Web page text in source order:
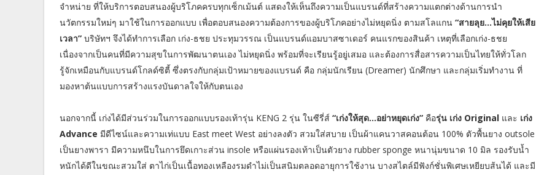
จำหน่าย ที่ให้บริการตอบสนองผู้บริโภคครบทุกเซ็กเม้นต์ แสดงให้เห็นถึงความเป็นแบรนด์ที่สร้างความแตกต่างด้านการนำ
นวัตกรรมใหม่ๆ มาใช้ในการออกแบบ เพื่อตอบสนองความต้องการของผู้บริโภคอย่างไม่หยุดนิ่ง ตามสโลแกน “สายลุย…ไม่คุยให้เสีย
เวลา” บริษัทฯ จึงได้ทำการเลือก เก่ง-ธชย ประทุมวรรณ เป็นแบรนด์แอมบาสซาเดอร์ คนแรกของสินค้า เหตุที่เลือกเก่ง-ธชย
เนื่องจากเป็นคนที่มีความสุขในการพัฒนาตนเอง ไม่หยุดนิ่ง พร้อมที่จะเรียนรู้อยู่เสมอ และต้องการสื่อสารความเป็นไทยให้ทั่วโลก
รู้จักเหมือนกับแบรนด์โกลด์ซิตี้ ซึ่งตรงกับกลุ่มเป้าหมายของแบรนด์ คือ กลุ่มนักเรียน (Dreamer) นักศึกษา และกลุ่มเริ่มทำงาน ที่
มองหาต้นแบบการสร้างแรงบันดาลใจให้กับตนเอง
นอกจากนี้ เก่งได้มีส่วนร่วมในการออกแบบรองเท้ารุ่น KENG 2 รุ่น ในซีรี่ส์ “เก่งให้สุด…อย่าหยุดเก่ง” คือรุ่น เก่ง Original และ เก่ง
Advance มีดีไซน์และความเท่แบบ East meet West อย่างลงตัว สวมใส่สบาย เป็นผ้าแคนวาสคอนต้อน 100% ตัวพื้นยาง outsole
เป็นยางพารา มีความหนึบในการยึดเกาะส่วน insole หรือแผ่นรองเท้าเป็นตัวยาง rubber sponge หนานุ่มขนาด 10 มิล รองรับน้ำ
หนักได้ดีในขณะสวมใส่ ตาไก่เป็นเนื้อทองเหลืองรมดำไม่เป็นสนิมตลอดอายุการใช้งาน บางสไตล์มีฟังก์ชั่นพิเศษเหยียบส้นได้ และมี